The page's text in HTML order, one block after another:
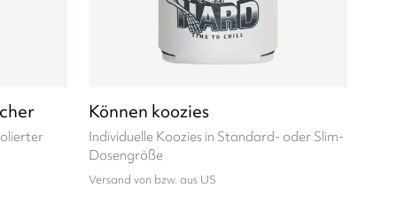
Können koozies
Individuelle Koozies in Standard- oder Slim-
Dosengröße
Versand von bzw. aus US